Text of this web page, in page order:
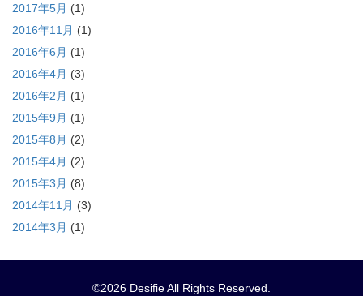
2017年5月 (1)
2016年11月 (1)
2016年6月 (1)
2016年4月 (3)
2016年2月 (1)
2015年9月 (1)
2015年8月 (2)
2015年4月 (2)
2015年3月 (8)
2014年11月 (3)
2014年3月 (1)
©2026 Desifie All Rights Reserved.